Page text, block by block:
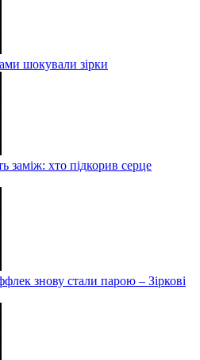
шокували зірки
заміж: хто підкорив серце
знову стали парою – Зіркові